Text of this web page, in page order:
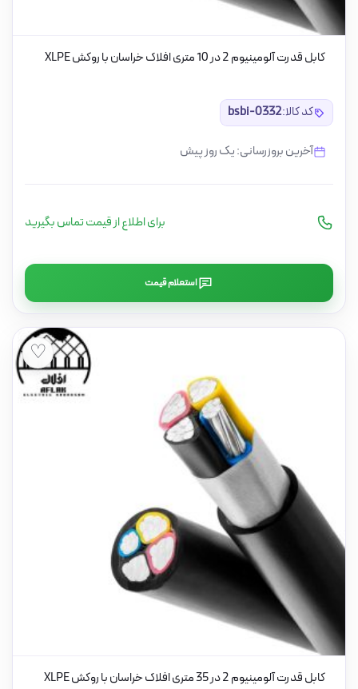
کابل قدرت آلومینیوم 2 در 10 متری افلاک خراسان با روکش XLPE
کد کالا:bsbi-0332
آخرین بروزرسانی: یک روز پیش
برای اطلاع از قیمت تماس بگیرید
استعلام قیمت
♡
کابل قدرت آلومینیوم 2 در 35 متری افلاک خراسان با روکش XLPE